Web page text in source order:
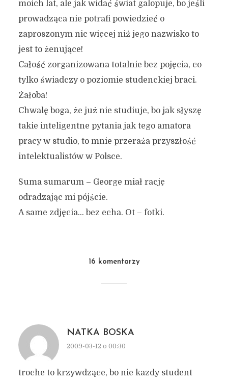
moich lat, ale jak widać świat galopuje, bo jeśli
prowadząca nie potrafi powiedzieć o
zaproszonym nic więcej niż jego nazwisko to
jest to żenujące!
Całość zorganizowana totalnie bez pojęcia, co
tylko świadczy o poziomie studenckiej braci.
Żałoba!
Chwalę boga, że już nie studiuje, bo jak słyszę
takie inteligentne pytania jak tego amatora
pracy w studio, to mnie przeraża przyszłość
intelektualistów w Polsce.
Suma sumarum – George miał rację
odradzając mi pójście.
A same zdjęcia… bez echa. Ot – fotki.
16 komentarzy
NATKA BOSKA
2009-03-12 o 00:30
troche to krzywdzące, bo nie kazdy student